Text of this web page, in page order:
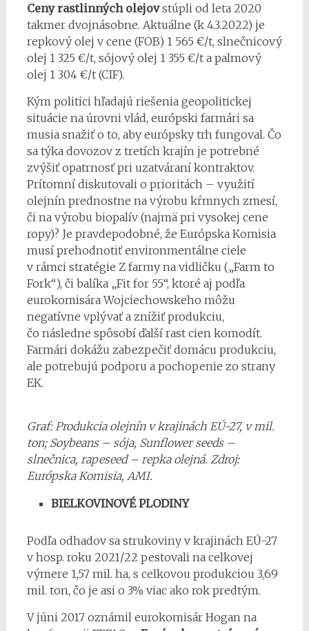
Ceny rastlinných olejovstúpli od leta 2020
takmer dvojnásobne. Aktuálne (k 4.3.2022) je
repkový olej v cene (FOB) 1 565 €/t, slnečnicový
olej 1 325 €/t, sójový olej 1 355 €/t a palmový
olej 1 304 €/t (CIF).
Kým politici hľadajú riešenia geopolitickej
situácie na úrovni vlád, európski farmári sa
musia snažiť o to, aby európsky trh fungoval. Čo
sa týka dovozov z tretích krajín je potrebné
zvýšiť opatrnosť pri uzatváraní kontraktov.
Prítomní diskutovali o prioritách – využití
olejnín prednostne na výrobu kŕmnych zmesí,
či na výrobu biopalív (najmä pri vysokej cene
ropy)? Je pravdepodobné, že Európska Komisia
musí prehodnotiť environmentálne ciele
v rámci stratégie Z farmy na vidličku („Farm to
Fork“), či balíka „Fit for 55“, ktoré aj podľa
eurokomisára Wojciechowskeho môžu
negatívne vplývať a znížiť produkciu,
čo následne spôsobí ďalší rast cien komodít.
Farmári dokážu zabezpečiť domácu produkciu,
ale potrebujú podporu a pochopenie zo strany
EK.
Graf: Produkcia olejnín v krajinách EÚ-27, v mil.
ton; Soybeans – sója, Sunflower seeds –
slnečnica, rapeseed – repka olejná. Zdroj:
Európska Komisia, AMI.
BIELKOVINOVÉ PLODINY
Podľa odhadov sa strukoviny v krajinách EÚ-27
v hosp. roku 2021/22 pestovali na celkovej
výmere 1,57 mil. ha, s celkovou produkciou 3,69
mil. ton, čo je asi o 3% viac ako rok predtým.
V júni 2017 oznámil eurokomisár Hogan na